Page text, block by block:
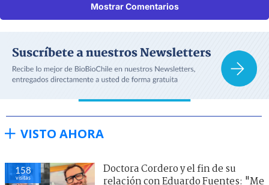
Mostrar Comentarios
VISTO AHORA
158
visitas
Doctora Cordero y el fin de su
relación con Eduardo Fuentes: "Me